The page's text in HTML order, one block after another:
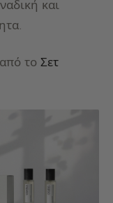
και
το Σετ